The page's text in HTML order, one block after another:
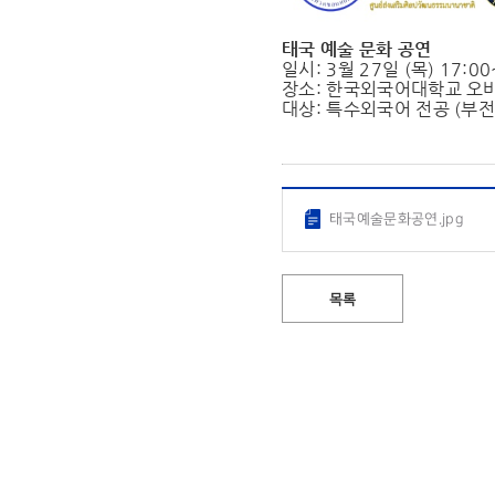
태국 예술 문화 공연
일시: 3월 27일 (목)
장소: 한국외국어대학교 오
대상: 특수외국어 전공 (부
태국예술문화공연.jpg
목록